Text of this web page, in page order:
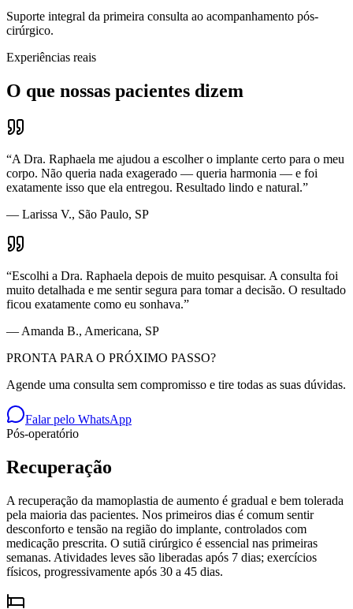
Suporte integral da primeira consulta ao acompanhamento pós-
cirúrgico.
Experiências reais
O que nossas pacientes dizem
“A Dra. Raphaela me ajudou a escolher o implante certo para o meu
corpo. Não queria nada exagerado — queria harmonia — e foi
exatamente isso que ela entregou. Resultado lindo e natural.”
— Larissa V., São Paulo, SP
“Escolhi a Dra. Raphaela depois de muito pesquisar. A consulta foi
muito detalhada e me sentir segura para tomar a decisão. O resultado
ficou exatamente como eu sonhava.”
— Amanda B., Americana, SP
PRONTA PARA O PRÓXIMO PASSO?
Agende uma consulta sem compromisso e tire todas as suas dúvidas.
Falar pelo WhatsApp
Pós-operatório
Recuperação
A recuperação da mamoplastia de aumento é gradual e bem tolerada
pela maioria das pacientes. Nos primeiros dias é comum sentir
desconforto e tensão na região do implante, controlados com
medicação prescrita. O sutiã cirúrgico é essencial nas primeiras
semanas. Atividades leves são liberadas após 7 dias; exercícios
físicos, progressivamente após 30 a 45 dias.